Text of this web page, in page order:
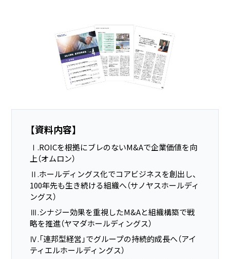
【資料内容】
Ⅰ.ROICを根拠にブレのないM&Aで企業価値を向
上（オムロン）
Ⅱ.ホールディングス化でコアビジネスを創出し、
100年先も生き続ける組織へ（サノヤスホールディ
ングス）
Ⅲ.シナジー効果を重視したM&Aと組織構築で戦
略を推進（ヤマダホールディングス）
Ⅳ.「連邦型経営」でグループの持続的成長へ（アイ
ティエルホールディングス）